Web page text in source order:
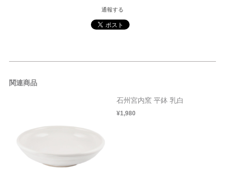
通報する
関連商品
石州宮内窯 平鉢 乳白
¥1,980